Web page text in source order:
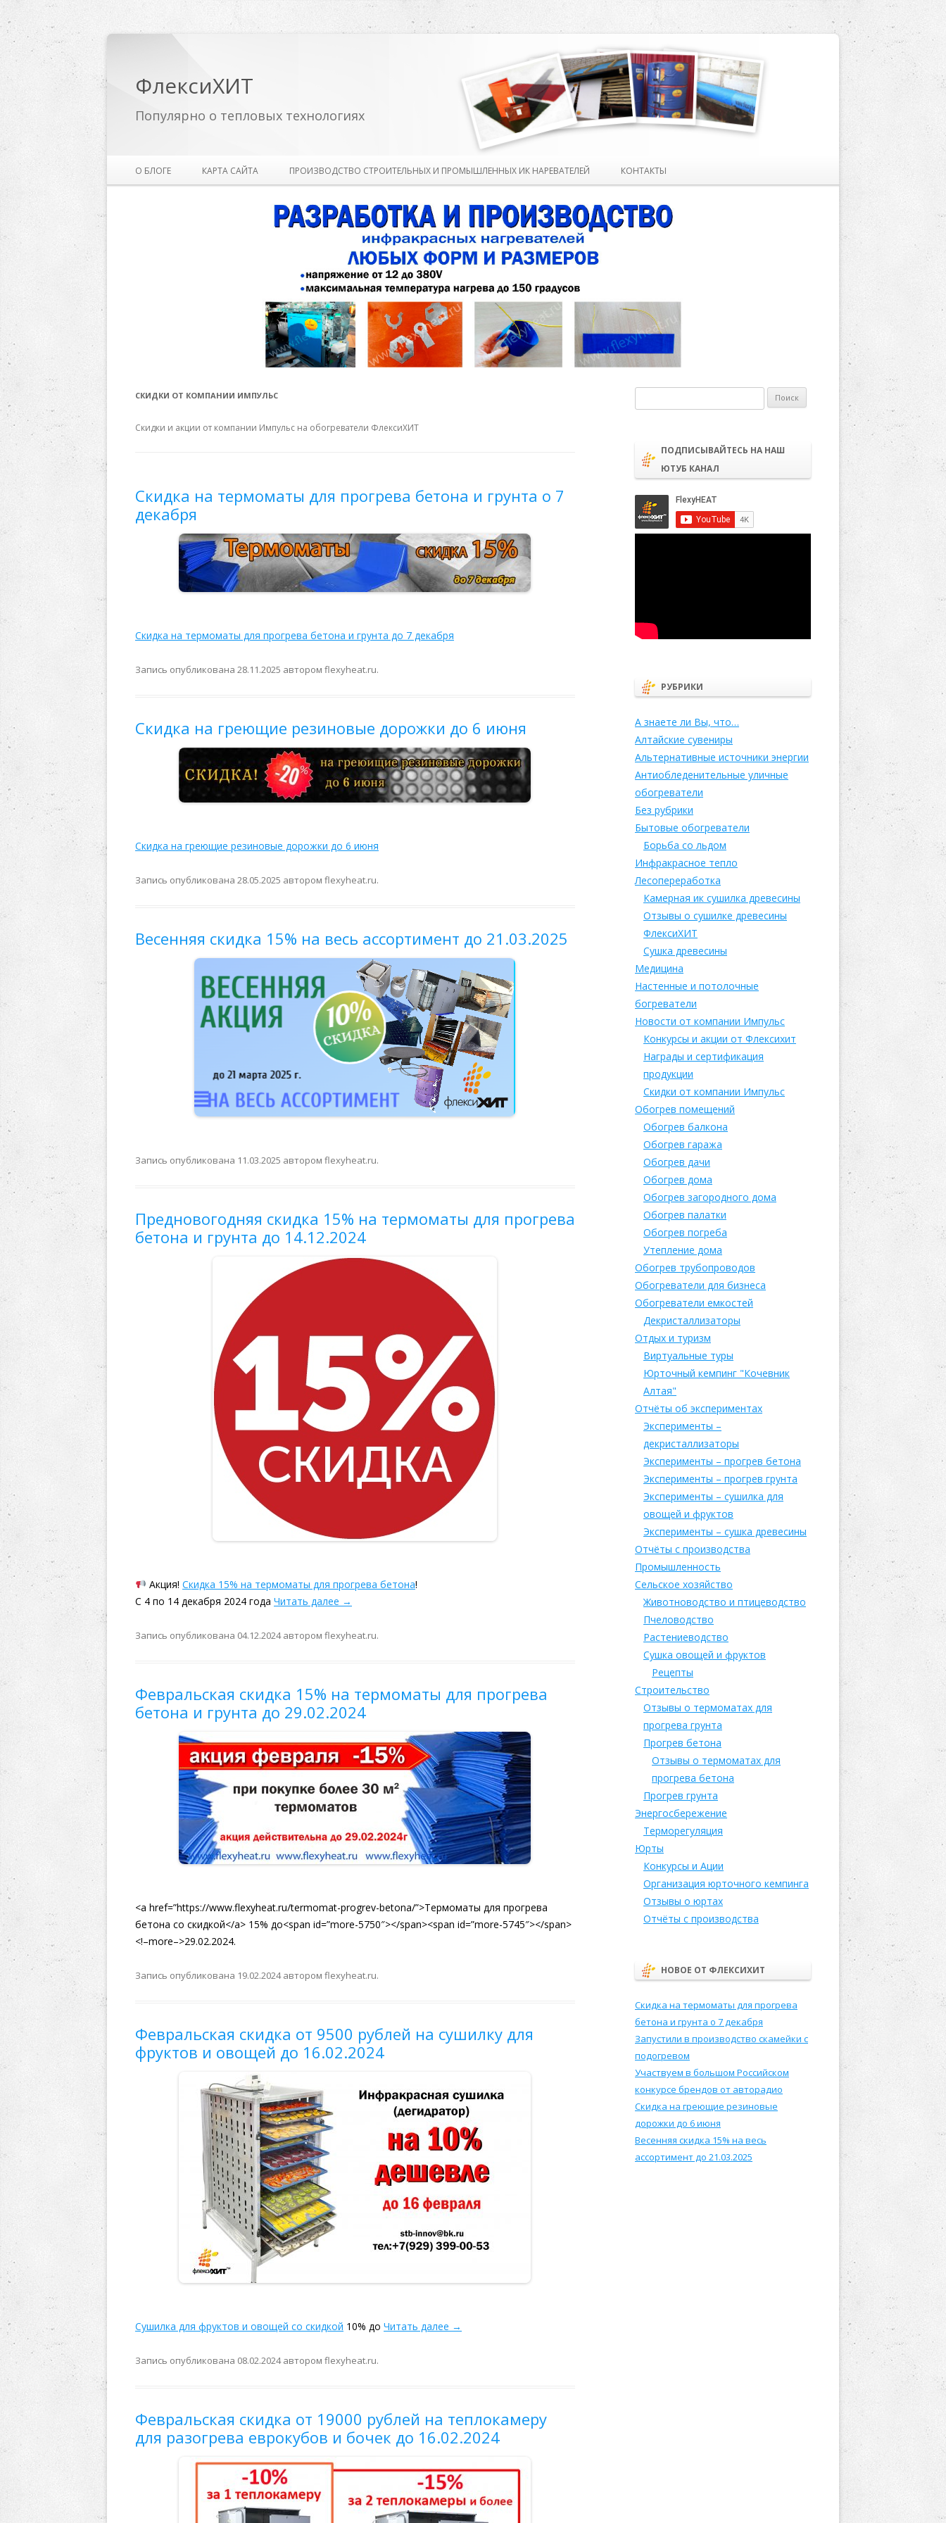
ФлексиХИТ
Популярно о тепловых технологиях
О БЛОГЕ КАРТА САЙТА ПРОИЗВОДСТВО СТРОИТЕЛЬНЫХ И ПРОМЫШЛЕННЫХ ИК НАРЕВАТЕЛЕЙ КОНТАКТЫ
СКИДКИ ОТ КОМПАНИИ ИМПУЛЬС
Скидки и акции от компании Импульс на обогреватели ФлексиХИТ
Скидка на термоматы для прогрева бетона и грунта о 7
декабря
Скидка на термоматы для прогрева бетона и грунта до 7 декабря
Запись опубликована 28.11.2025 автором flexyheat.ru.
Скидка на греющие резиновые дорожки до 6 июня
Скидка на греющие резиновые дорожки до 6 июня
Запись опубликована 28.05.2025 автором flexyheat.ru.
Весенняя скидка 15% на весь ассортимент до 21.03.2025
Запись опубликована 11.03.2025 автором flexyheat.ru.
Предновогодняя скидка 15% на термоматы для прогрева
бетона и грунта до 14.12.2024
Акция! Скидка 15% на термоматы для прогрева бетона!
С 4 по 14 декабря 2024 года Читать далее →
Запись опубликована 04.12.2024автором flexyheat.ru.
Февральская скидка 15% на термоматы для прогрева
бетона и грунта до 29.02.2024
<a href=”https://www.flexyheat.ru/termomat-progrev-betona/”>Термоматы для прогрева
бетона со скидкой</a> 15% до<span id=”more-5750″></span><span id=”more-5745″></span>
<!–more–>29.02.2024.
Запись опубликована 19.02.2024автором flexyheat.ru.
Февральская скидка от 9500 рублей на сушилку для
фруктов и овощей до 16.02.2024
Сушилка для фруктов и овощей со скидкой 10% до Читать далее →
Запись опубликована 08.02.2024автором flexyheat.ru.
Февральская скидка от 19000 рублей на теплокамеру
для разогрева еврокубов и бочек до 16.02.2024
ПОДПИСЫВАЙТЕСЬ НА НАШ
ЮТУБ КАНАЛ
РУБРИКИ
А знаете ли Вы, что…
Алтайские сувениры
Альтернативные источники энергии
Антиобледенительные уличные
обогреватели
Без рубрики
Бытовые обогреватели
Борьба со льдом
Инфракрасное тепло
Лесопереработка
Камерная ик сушилка древесины
Отзывы о сушилке древесины
ФлексиХИТ
Сушка древесины
Медицина
Настенные и потолочные
богреватели
Новости от компании Импульс
Конкурсы и акции от Флексихит
Награды и сертификация
продукции
Скидки от компании Импульс
Обогрев помещений
Обогрев балкона
Обогрев гаража
Обогрев дачи
Обогрев дома
Обогрев загородного дома
Обогрев палатки
Обогрев погреба
Утепление дома
Обогрев трубопроводов
Обогреватели для бизнеса
Обогреватели емкостей
Декристаллизаторы
Отдых и туризм
Виртуальные туры
Юрточный кемпинг "Кочевник
Алтая"
Отчёты об экспериментах
Эксперименты –
декристаллизаторы
Эксперименты – прогрев бетона
Эксперименты – прогрев грунта
Эксперименты – сушилка для
овощей и фруктов
Эксперименты – сушка древесины
Отчёты с производства
Промышленность
Сельское хозяйство
Животноводство и птицеводство
Пчеловодство
Растениеводство
Сушка овощей и фруктов
Рецепты
Строительство
Отзывы о термоматах для
прогрева грунта
Прогрев бетона
Отзывы о термоматах для
прогрева бетона
Прогрев грунта
Энергосбережение
Терморегуляция
Юрты
Конкурсы и Ации
Организация юрточного кемпинга
Отзывы о юртах
Отчёты с производства
НОВОЕ ОТ ФЛЕКСИХИТ
Скидка на термоматы для прогрева
бетона и грунта о 7 декабря
Запустили в производство скамейки с
подогревом
Участвуем в большом Российском
конкурсе брендов от авторадио
Скидка на греющие резиновые
дорожки до 6 июня
Весенняя скидка 15% на весь
ассортимент до 21.03.2025